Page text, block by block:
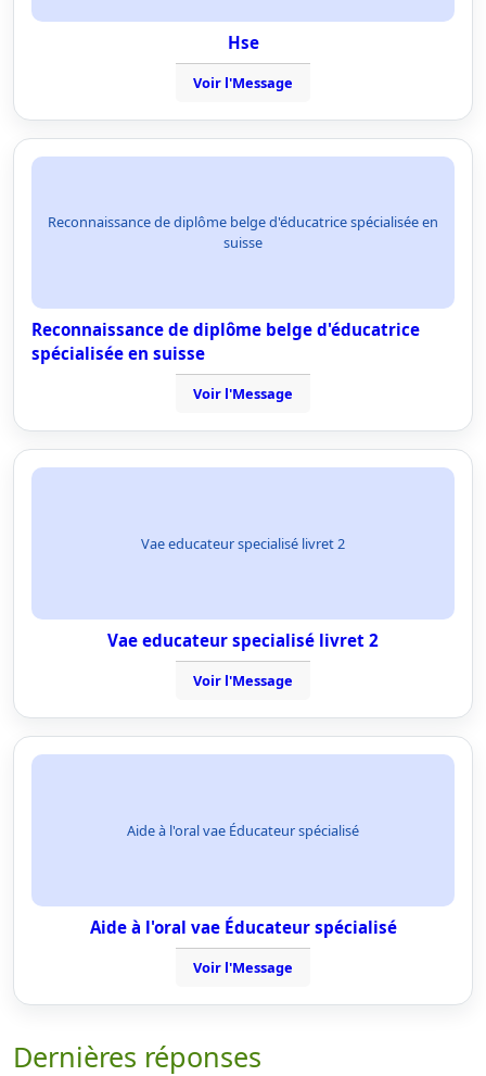
Hse
Voir l'Message
Reconnaissance de diplôme belge d'éducatrice spécialisée en
suisse
Reconnaissance de diplôme belge d'éducatrice
spécialisée en suisse
Voir l'Message
Vae educateur specialisé livret 2
Vae educateur specialisé livret 2
Voir l'Message
Aide à l'oral vae Éducateur spécialisé
Aide à l'oral vae Éducateur spécialisé
Voir l'Message
Dernières réponses